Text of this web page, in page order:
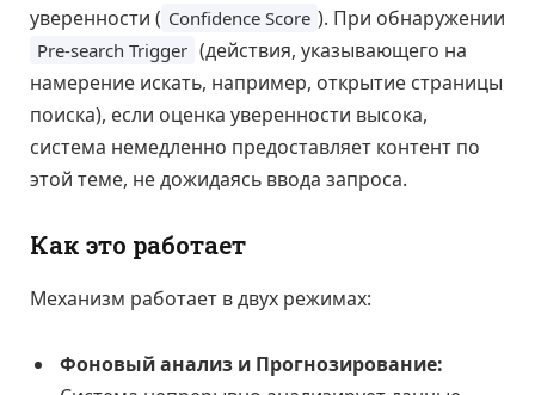
уверенности ( Confidence Score ). При обнаружении
Pre-search Trigger (действия, указывающего на
намерение искать, например, открытие страницы
поиска), если оценка уверенности высока,
система немедленно предоставляет контент по
этой теме, не дожидаясь ввода запроса.
Как это работает
Механизм работает в двух режимах:
Фоновый анализ и Прогнозирование: